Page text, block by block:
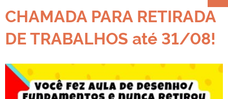
TELEFONES
CHAMADA PARA RETIRADA
DE TRABALHOS até 31/08!